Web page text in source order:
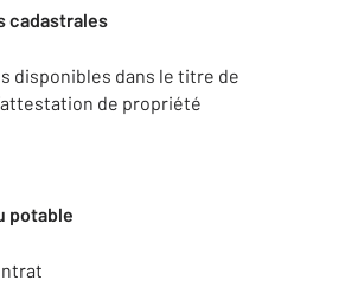
cadastrales
disponibles dans le titre de
de propriété
potable